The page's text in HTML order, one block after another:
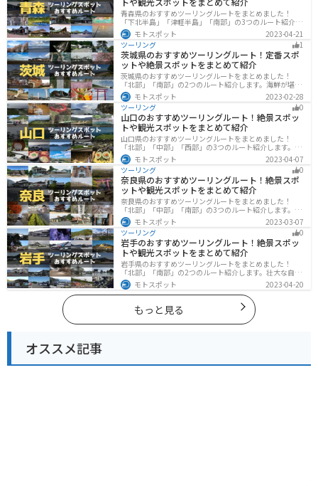
青森県のおすすめツーリングルートをまとめました！
「下北半島」「津軽半島」「南部」の3つのルート紹介し
ます。自然に恵まれた風光明媚な景色や歴史文化に触れ
られる観光スポットが多くあります。バイクで青森県に
ツーリングに行く際は参考にしてください。
モトスポット
2023-04-21
ツーリング
1
茨城県のおすすめツーリングルート！定番スポ
ットや絶景スポットをまとめて紹介
茨城県のおすすめツーリングルートをまとめました！
「北部」「南部」の2つのルート紹介します。海鮮が堪能
できる港や梅の景勝地、自然豊かな山々があるのでツー
リングにもってこいです。バイクで茨城県にツーリング
に行く際は参考にしてください。
モトスポット
2023-02-28
ツーリング
0
山口のおすすめツーリングルート！絶景スポッ
トや観光スポットをまとめて紹介
山口県のおすすめツーリングルートをまとめました！
「北部」「中部」「西部」の3つのルート紹介します。美
しい海岸線や山々を楽しむことができます。バイクで山
口県にツーリングに行く際は参考にしてください。
モトスポット
2023-04-07
ツーリング
0
奈良県のおすすめツーリングルート！絶景スポ
ットや観光スポットをまとめて紹介
奈良県のおすすめツーリングルートをまとめました！
「北部」「中部」「南部」の3つのルート紹介します。歴
史のある神社寺院が多数あり、自然豊かや山々、グルメ
を満喫するツーリングができます。バイクで奈良県にツ
ーリングに行く際は参考にしてください。
モトスポット
2023-03-07
ツーリング
0
岩手のおすすめツーリングルート！絶景スポッ
トや観光スポットをまとめて紹介
岩手県のおすすめツーリングルートをまとめました！
「北部」「南部」の2つのルート紹介します。壮大な自然
や歴史的な観光スポットが多く存在するので楽しめま
す。バイクで岩手県にツーリングに行く際は参考にして
ください。
モトスポット 2023-04-20
もっと見る
オススメ記事